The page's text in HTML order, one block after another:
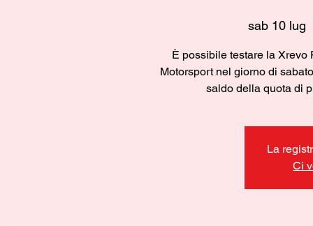
sab 10 lug
È possibile testare la Xrevo
Motorsport nel giorno di
saldo della quota di
La
Ci